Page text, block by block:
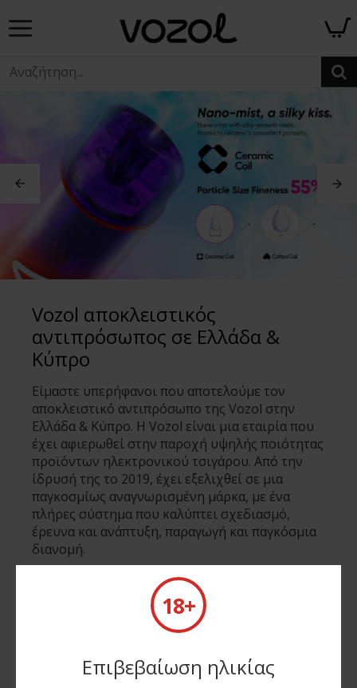
18+
Επιβεβαίωση ηλικίας
Vozol αποκλειστικός
αντιπρόσωπος σε Ελλάδα &
Κύπρο
Είμαστε υπερήφανοι που αποτελούμε τον
αποκλειστικό αντιπρόσωπο της Vozol στην
Ελλάδα & Κύπρο. Η Vozol είναι μια εταιρία που
έχει αφιερωθεί στην παροχή υψηλής ποιότητας
προϊόντων ηλεκτρονικού τσιγάρου. Από την
ίδρυσή της το 2019, έχει εξελιχθεί σε μια
παγκοσμίως αναγνωρισμένη μάρκα, με ένα
πλήρες σύστημα που καλύπτει σχεδιασμό,
έρευνα και ανάπτυξη, παραγωγή και παγκόσμια
διανομή.